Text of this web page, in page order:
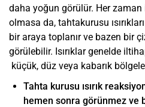
daha yoğun görülür. Her
olmasa da, tahtakurusu
bir araya toplanır ve bazen bir
görülebilir. Isırıklar genelde
küçük, düz veya kabarık
Tahta kurusu ısırık
hemen sonra görünmez ve